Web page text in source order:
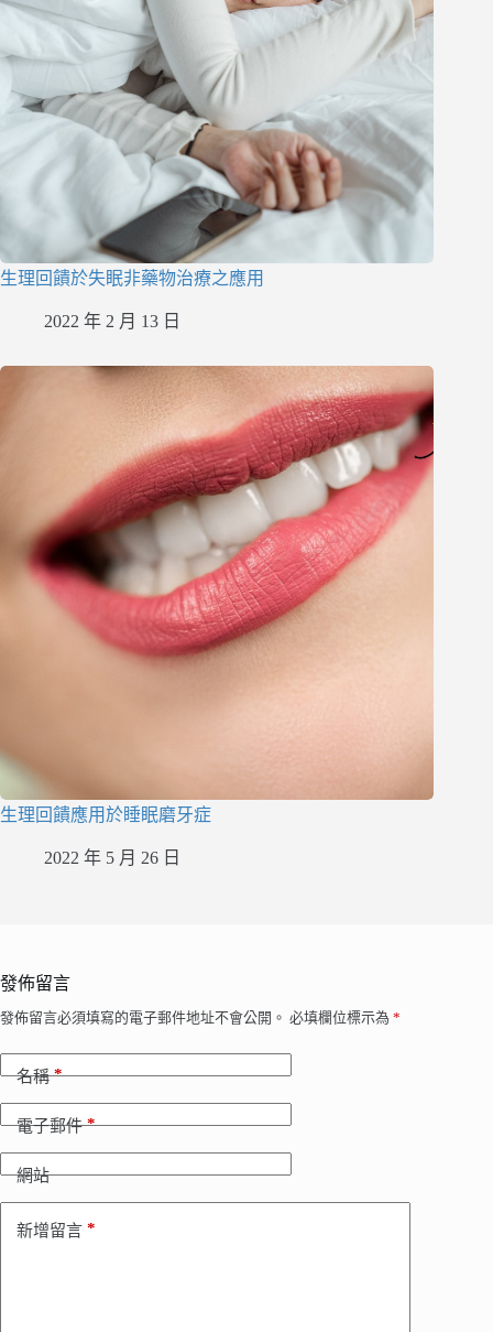
生理回饋於失眠非藥物治療之應用
2022 年 2 月 13 日
生理回饋應用於睡眠磨牙症
2022 年 5 月 26 日
發佈留言
發佈留言必須填寫的電子郵件地址不會公開。 必填欄位標示為 *
名稱*
電子郵件*
網站
新增留言 *